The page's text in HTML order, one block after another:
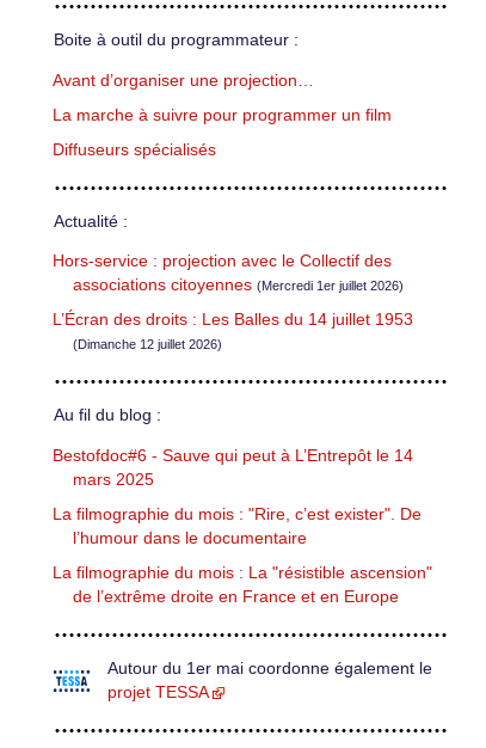
Boite à outil du programmateur :
Avant d’organiser une projection…
La marche à suivre pour programmer un film
Diffuseurs spécialisés
Actualité :
Hors-service : projection avec le Collectif des
associations citoyennes (Mercredi 1er juillet 2026)
L’Écran des droits : Les Balles du 14 juillet 1953
(Dimanche 12 juillet 2026)
Au fil du blog :
Bestofdoc#6 - Sauve qui peut à L’Entrepôt le 14
mars 2025
La filmographie du mois : "Rire, c’est exister". De
l’humour dans le documentaire
La filmographie du mois : La "résistible ascension"
de l’extrême droite en France et en Europe
Autour du 1er mai coordonne également le
projet TESSA